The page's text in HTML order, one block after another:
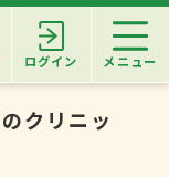
ログイン メニュー
のクリニッ